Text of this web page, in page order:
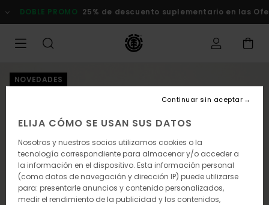
la
PROMO 25% de descuento suplementario en las Ofertas
NOVEDADES
ELIJA CÓMO SE USAN SUS DATOS
Nosotros y nuestros socios utilizamos cookies o la
tecnología correspondiente para almacenar y/o acceder a
la información en el dispositivo. Esta información personal
(como datos de navegación y dirección IP) puede utilizarse
para: presentarle anuncios y contenido personalizados,
medir el rendimiento de la publicidad y los contenidos,
Continuar sin aceptar